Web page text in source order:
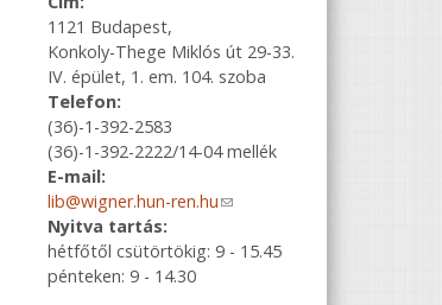
1121 Budapest,
Konkoly-Thege Miklós út 29-33.
IV. épület, 1. em. 104. szoba
Telefon:
(36)-1-392-2583
(36)-1-392-2222/14-04 mellék
E-mail:
lib@wigner.hun-ren.hu(link sends e-
Nyitva tartás:
hétfőtől csütörtökig: 9 - 15.45
pénteken: 9 - 14.30